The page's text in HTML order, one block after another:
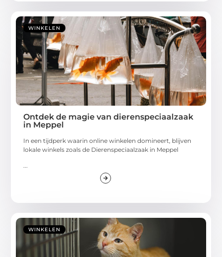
WINKELEN
Ontdek de magie van dierenspeciaalzaak
in Meppel
In een tijdperk waarin online winkelen domineert, blijven
lokale winkels zoals de Dierenspeciaalzaak in Meppel
...
WINKELEN